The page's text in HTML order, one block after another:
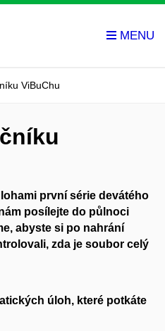
ViBuChu
první série devátého
posílejte do půlnoci
abyste si po nahrání
zda je soubor celý
úloh, které potkáte